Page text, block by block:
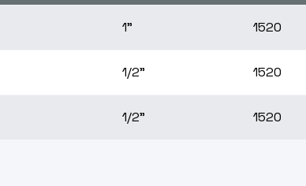
1” 1520
1/2” 1520
1/2" 1520